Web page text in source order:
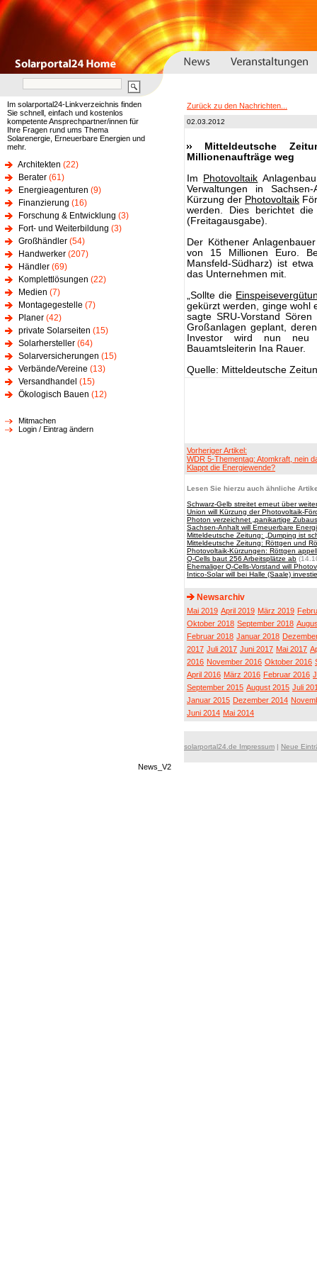
Im solarportal24-Linkverzeichnis finden
Sie schnell, einfach und kostenlos
kompetente Ansprechpartner/innen für
Ihre Fragen rund ums Thema
Solarenergie, Erneuerbare Energien und
mehr.
Architekten (22)
Berater (61)
Energieagenturen (9)
Finanzierung (16)
Forschung & Entwicklung (3)
Fort- und Weiterbildung (3)
Großhändler (54)
Handwerker (207)
Händler (69)
Komplettlösungen (22)
Medien (7)
Montagegestelle (7)
Planer (42)
private Solarseiten (15)
Solarhersteller (64)
Solarversicherungen (15)
Verbände/Vereine (13)
Versandhandel (15)
Ökologisch Bauen (12)
Mitmachen
Login / Eintrag ändern
Zurück zu den Nachrichten...
02.03.2012
Mitteldeutsche
Millionenaufträge weg
Im
Photovoltaik
Verwaltungen in
Kürzung der Photovoltaik
werden. Dies berichtet
(Freitagausgabe).
Der Köthener
von 15 Millionen Euro.
Mansfeld-Südharz) ist
das Unternehmen mit.
„Sollte die
gekürzt werden, ginge wohl
sagte SRU-Vorstand
Großanlagen geplant,
Investor wird nun neu
Bauamtsleiterin Ina Rauer.
Quelle: Mitteldeutsche
Vorheriger Artikel:
WDR 5-Thementag: Atomkraft, nein
Klappt die Energiewende?
Lesen Sie hierzu auch ähnliche
Schwarz-Gelb streitet erneut über
Union will Kürzung der Photovoltaik-
Photon verzeichnet „panikartige
Sachsen-Anhalt will Erneuerbare
Mitteldeutsche Zeitung: „Dumping ist
Mitteldeutsche Zeitung: Röttgen und
Photovoltaik-Kürzungen: Röttgen
Q-Cells baut 256 Arbeitsplätze ab
Ehemaliger Q-Cells-Vorstand will
Intico-Solar will bei Halle (Saale)
Newsarchiv
Mai 2019 April 2019 März 2019
Oktober 2018 September 2018
Februar 2018 Januar 2018
2017 Juli 2017 Juni 2017 Mai 2017
2016 November 2016 Oktober 2016
April 2016 März 2016 Februar 2016
September 2015 August 2015 Juli
Januar 2015 Dezember 2014
Juni 2014 Mai 2014
solarportal24.de Impressum | Neue
News_V2